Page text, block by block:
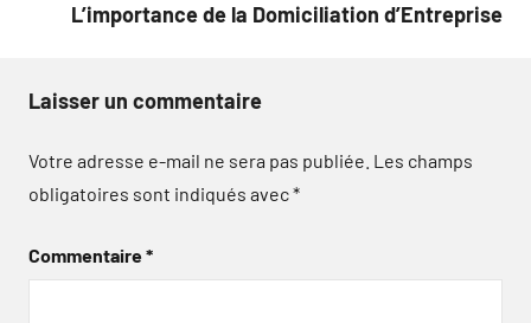
L’importance de la Domiciliation d’Entreprise
Laisser un commentaire
Votre adresse e-mail ne sera pas publiée. Les champs
obligatoires sont indiqués avec*
Commentaire*